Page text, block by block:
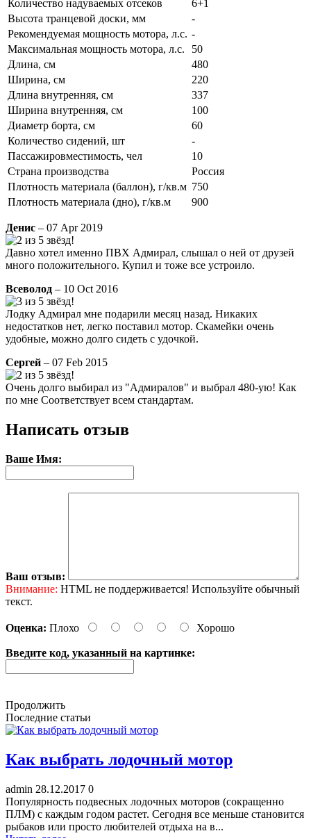
Количество надуваемых отсеков
6+1
Высота транцевой доски, мм
-
Рекомендуемая мощность мотора, л.с. -
Максимальная мощность мотора, л.с.
50
Длина, см
480
Ширина, см
220
Длина внутренняя, см
337
Ширина внутренняя, см
100
Диаметр борта, см
60
Количество сидений, шт
-
Пассажировместимость, чел
10
Страна производства
Россия
Плотность материала (баллон), г/кв.м 750
Плотность материала (дно), г/кв.м
900
Денис – 07 Apr 2019
Давно хотел именно ПВХ Адмирал, слышал о ней от друзей
много положительного. Купил и тоже все устроило.
Всеволод – 10 Oct 2016
Лодку Адмирал мне подарили месяц назад. Никаких
недостатков нет, легко поставил мотор. Скамейки очень
удобные, можно долго сидеть с удочкой.
Сергей – 07 Feb 2015
Очень долго выбирал из "Адмиралов" и выбрал 480-ую! Как
по мне Соответствует всем стандартам.
Написать отзыв
Ваше Имя:
Ваш отзыв:
Внимание: HTML не поддерживается! Используйте обычный
текст.
Оценка: Плохо Хорошо
Введите код, указанный на картинке:
Продолжить
Последние статьи
Как выбрать лодочный мотор
admin 28.12.2017 0
Популярность подвесных лодочных моторов (сокращенно
ПЛМ) с каждым годом растет. Сегодня все меньше становится
рыбаков или просто любителей отдыха на в...